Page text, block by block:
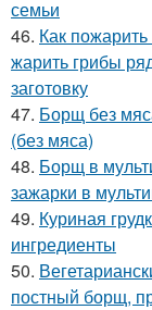
семьи
46. Как
жарить грибы
заготовку
47. Борщ без
(без мяса)
48. Борщ в
зажарки в
49. Куриная
ингредиенты
50.
постный борщ,